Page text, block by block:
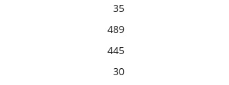
35
489
445
30